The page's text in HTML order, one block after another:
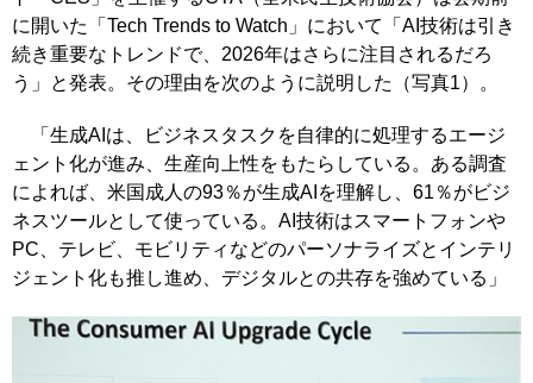
に開いた「Tech Trends to Watch」において「AI技術は引き
続き重要なトレンドで、2026年はさらに注目されるだろ
う」と発表。その理由を次のように説明した（写真1）。
「生成AIは、ビジネスタスクを自律的に処理するエージ
ェント化が進み、生産向上性をもたらしている。ある調査
によれば、米国成人の93％が生成AIを理解し、61％がビジ
ネスツールとして使っている。AI技術はスマートフォンや
PC、テレビ、モビリティなどのパーソナライズとインテリ
ジェント化も推し進め、デジタルとの共存を強めている」